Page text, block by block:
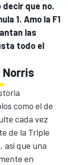
decir que no.
1. Amo la F1
las
todo el
Norris
como el de
cada vez
de la Triple
así que una
en